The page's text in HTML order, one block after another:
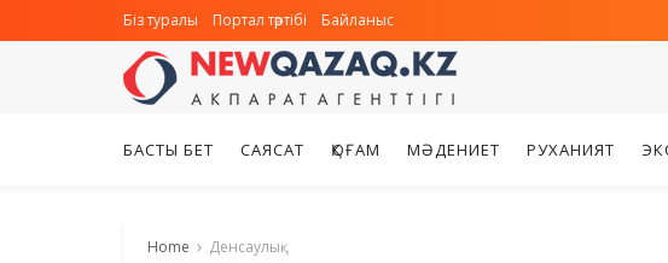
Біз туралы Портал тәртібі Байланыс
БАСТЫ БЕТ САЯСАТ ҚОҒАМ МӘДЕНИЕТ РУХАНИЯТ
Home Денсаулық